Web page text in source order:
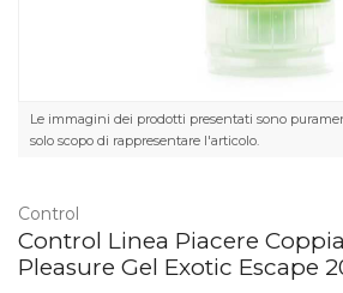
Le immagini dei prodotti presentati sono
solo scopo di rappresentare l'articolo.
Control
Control Linea Piacere
Pleasure Gel Exotic Escape